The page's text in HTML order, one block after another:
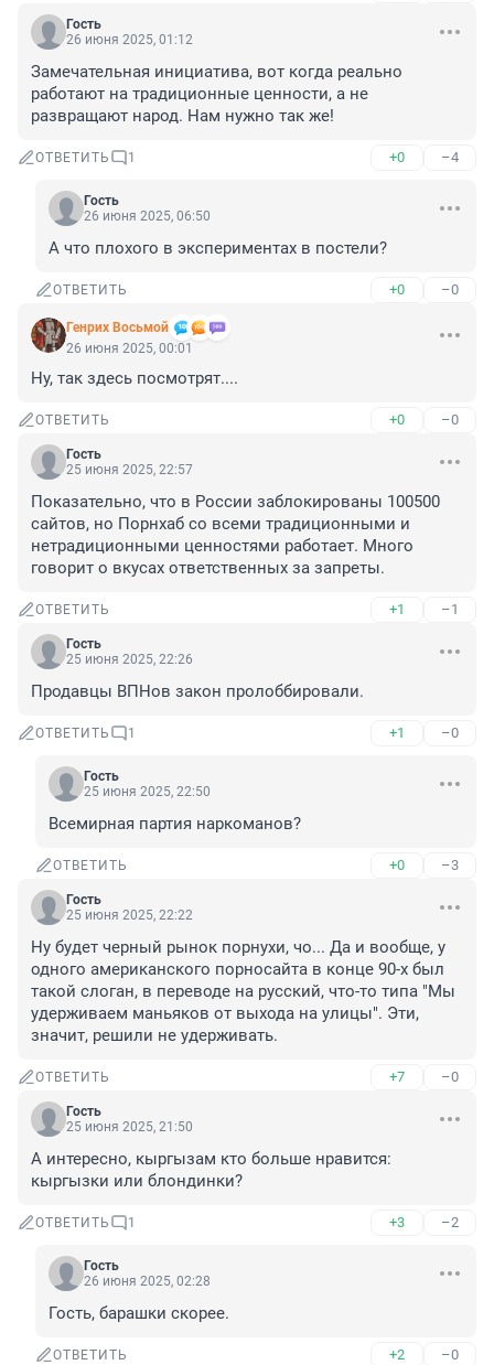
Гость
26 июня 2025, 01:12
Замечательная инициатива, вот когда реально
работают на традиционные ценности, а не
развращают народ. Нам нужно так же!
ОТВЕТИТЬ 1 +0 –4
Гость
26 июня 2025, 06:50
А что плохого в экспериментах в постели?
ОТВЕТИТЬ +0 –0
Генрих Восьмой
26 июня 2025, 00:01
Ну, так здесь посмотрят....
ОТВЕТИТЬ +0 –0
Гость
25 июня 2025, 22:57
Показательно, что в России заблокированы 100500
сайтов, но Порнхаб со всеми традиционными и
нетрадиционными ценностями работает. Много
говорит о вкусах ответственных за запреты.
ОТВЕТИТЬ +1 –1
Гость
25 июня 2025, 22:26
Продавцы ВПНов закон пролоббировали.
ОТВЕТИТЬ 1 +1 –0
Гость
25 июня 2025, 22:50
Всемирная партия наркоманов?
ОТВЕТИТЬ +0 –3
Гость
25 июня 2025, 22:22
Ну будет черный рынок порнухи, чо... Да и вообще, у
одного американского порносайта в конце 90-х был
такой слоган, в переводе на русский, что-то типа "Мы
удерживаем маньяков от выхода на улицы". Эти,
значит, решили не удерживать.
ОТВЕТИТЬ +7 –0
Гость
25 июня 2025, 21:50
А интересно, кыргызам кто больше нравится:
кыргызки или блондинки?
ОТВЕТИТЬ 1 +3 –2
Гость
26 июня 2025, 02:28
Гость, барашки скорее.
ОТВЕТИТЬ +2 –0